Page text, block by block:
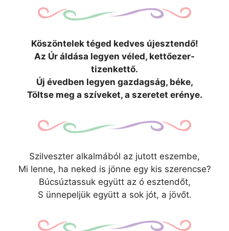
Köszöntelek téged kedves újesztendő!
Az Úr áldása legyen véled, kettőezer-
tizenkettő.
Új évedben legyen gazdagság, béke,
Töltse meg a szíveket, a szeretet erénye.
Szilveszter alkalmából az jutott eszembe,
Mi lenne, ha neked is jönne egy kis szerencse?
Búcsúztassuk együtt az ó esztendőt,
S ünnepeljük együtt a sok jót, a jövőt.